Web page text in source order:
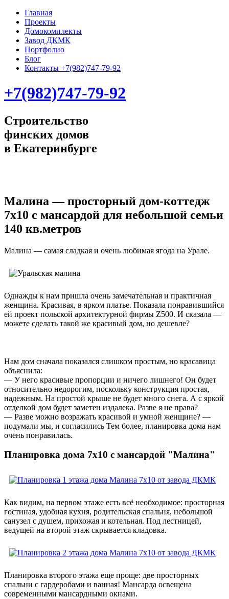
Главная
Проекты
Домокомплекты
Завод ДКМК
Портфолио
Блог
Контакты +7(982)747-79-92
+7(982)747-79-92
Строительство
финских домов
в Екатеринбурге
Малина — просторный дом-коттедж
7х10 с мансардой для небольшой семьи
140 кв.метров
Малина — самая сладкая и очень любимая ягода на Урале.
Однажды к нам пришла очень замечательная и практичная
женщина. Красивая, в ярком платье. Показала понравившийся
ей проект польской архитектурной фирмы Z500. И сказала —
можете сделать такой же красивый дом, но дешевле?
Нам дом сначала показался слишком простым, но красавица
объяснила:
— У него красивые пропорции и ничего лишнего! Он будет
относительно недорогим, поскольку конструкция простая,
надежным. На простой крыше не будет много снега. А с яркой
отделкой дом будет заметен издалека. Разве я не права?
— Разве можно возражать красивой и умной женщине? —
подумали мы, и согласились Тем более, планировка дома нам
очень понравилась.
Планировка дома 7х10 с мансардой "Малина"
Как видим, на первом этаже есть всё необходимое: просторная
гостиная, удобная кухня, родительская спальня, небольшой
санузел с душем, прихожая и котельная. Под лестницей,
ведущей на второй этаж скрывается кладовка.
Планировка второго этажа еще проще: две просторных
спальни с гардеробами и ванная! Мансарда освещена
современными мансардными окнами.